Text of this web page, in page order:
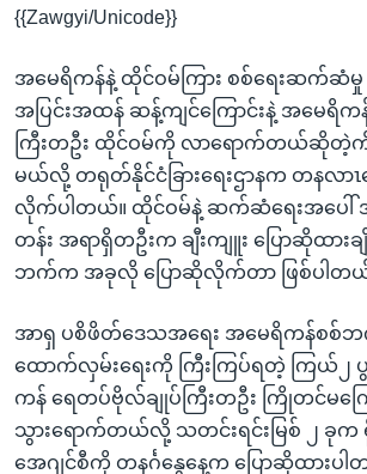
ရှာဖွေ
နေရာ
သို့
ကျော်
ရန်
{{Zawgyi/Unicode}}
အမေရိကန်နဲ့ ထိုင်ဝမ်ကြား စစ်ရေးဆက်ဆံ
အပြင်းအထန် ဆန့်ကျင်ကြောင်းနဲ့ အမေရိ
ကြီးတဦး ထိုင်ဝမ်ကို လာရောက်တယ်ဆိုတဲ့ကိ
မယ်လို့ တရုတ်နိုင်ငံခြားရေးဌာနက တနလာၤ
လိုက်ပါတယ်။ ထိုင်ဝမ်နဲ့ ဆက်ဆံရေးအပေါ်
တန်း အရာရှိတဦးက ချီးကျူး ပြောဆိုထား
ဘက်က အခုလို ပြောဆိုလိုက်တာ ဖြစ်ပါတ
အာရှ ပစိဖိတ်ဒေသအရေး အမေရိကန်စစ်
ထောက်လှမ်းရေးကို ကြီးကြပ်ရတဲ့ ကြယ်၂
ကန် ရေတပ်ဗိုလ်ချုပ်ကြီးတဦး ကြိုတင်မ
သွားရောက်တယ်လို့ သတင်းရင်းမြစ် ၂ ခု
အေဂျင်စီကို တနင်္ဂနွေနေ့က ပြောဆိုထားပါ